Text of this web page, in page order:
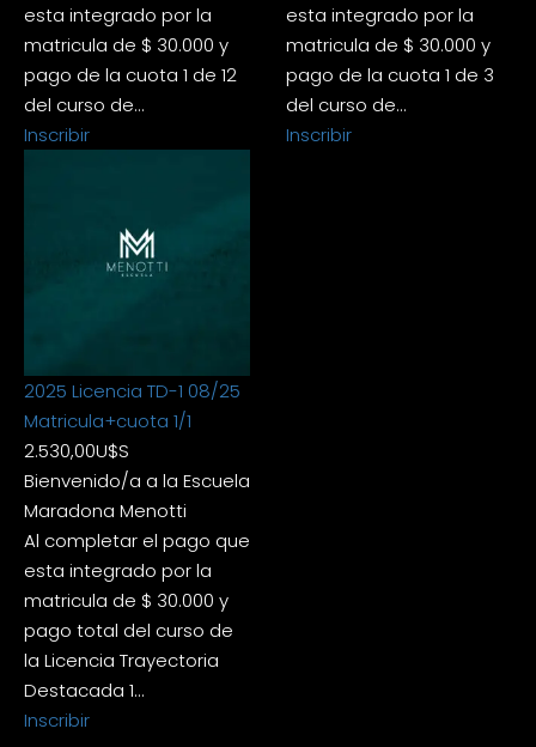
esta integrado por la
matricula de $ 30.000 y
pago de la cuota 1 de 12
del curso de…
Inscribir
esta integrado por la
matricula de $ 30.000 y
pago de la cuota 1 de 3
del curso de…
Inscribir
2025 Licencia TD-1 08/25
Matricula+cuota 1/1
2.530,00U$S
Bienvenido/a a la Escuela
Maradona Menotti
Al completar el pago que
esta integrado por la
matricula de $ 30.000 y
pago total del curso de
la Licencia Trayectoria
Destacada 1…
Inscribir